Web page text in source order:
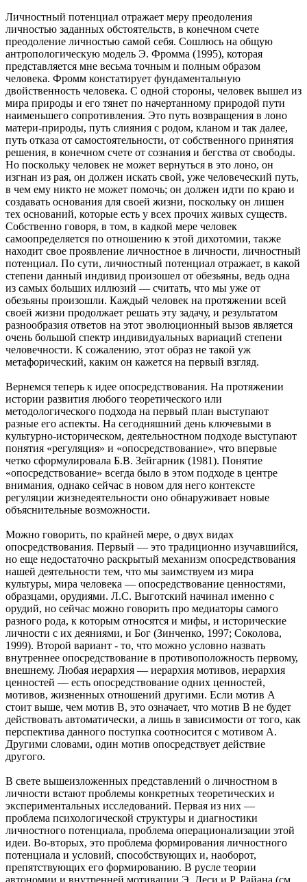
Личностный потенциал отражает меру преодоления
личностью заданных обстоятельств, в конечном счете
преодоление личностью самой себя. Сошлюсь на общую
антропологическую модель Э. Фромма (1995), которая
представляется мне весьма точным и полным образом
человека. Фромм констатирует фундаментальную
двойственность человека. С одной стороны, человек вышел из
мира природы и его тянет по начертанному природой пути
наименьшего сопротивления. Это путь возвращения в лоно
матери-природы, путь слияния с родом, кланом и так далее,
путь отказа от самостоятельности, от собственного принятия
решения, в конечном счете от сознания и бегства от свободы.
Но поскольку человек не может вернуться в это лоно, он
изгнан из рая, он должен искать свой, уже человеческий путь,
в чем ему никто не может помочь; он должен идти по краю и
создавать основания для своей жизни, поскольку он лишен
тех оснований, которые есть у всех прочих живых существ.
Собственно говоря, в том, в кадкой мере человек
самоопределяется по отношению к этой дихотомии, также
находит свое проявление личностное в личности, личностный
потенциал. По сути, личностный потенциал отражает, в какой
степени данный индивид произошел от обезьяны, ведь одна
из самых больших иллюзий — считать, что мы уже от
обезьяны произошли. Каждый человек на протяжении всей
своей жизни продолжает решать эту задачу, и результатом
разнообразия ответов на этот эволюционный вызов является
очень большой спектр индивидуальных вариаций степени
человечности. К сожалению, этот образ не такой уж
метафорический, каким он кажется на первый взгляд.
Вернемся теперь к идее опосредствования. На протяжении
истории развития любого теоретического или
методологического подхода на первый план выступают
разные его аспекты. На сегодняшний день ключевыми в
культурно-историческом, деятельностном подходе выступают
понятия «регуляция» и «опосредствование», что впервые
четко сформулировала Б.В. Зейгарник (1981). Понятие
«опосредствование» всегда было в этом подходе в центре
внимания, однако сейчас в новом для него контексте
регуляции жизнедеятельности оно обнаруживает новые
объяснительные возможности.
Можно говорить, по крайней мере, о двух видах
опосредствования. Первый — это традиционно изучавшийся,
но еще недостаточно раскрытый механизм опосредствования
нашей деятельности тем, что мы заимствуем из мира
культуры, мира человека — опосредствование ценностями,
образцами, орудиями. Л.С. Выготский начинал именно с
орудий, но сейчас можно говорить про медиаторы самого
разного рода, к которым относятся и мифы, и исторические
личности с их деяниями, и Бог (Зинченко, 1997; Соколова,
1999). Второй вариант - то, что можно условно назвать
внутреннее опосредствование в противоположность первому,
внешнему. Любая иерархия — иерархия мотивов, иерархия
ценностей — есть опосредствование одних ценностей,
мотивов, жизненных отношений другими. Если мотив А
стоит выше, чем мотив В, это означает, что мотив В не будет
действовать автоматически, а лишь в зависимости от того, как
перспектива данного поступка соотносится с мотивом А.
Другими словами, один мотив опосредствует действие
другого.
В свете вышеизложенных представлений о личностном в
личности встают проблемы конкретных теоретических и
экспериментальных исследований. Первая из них —
проблема психологической структуры и диагностики
личностного потенциала, проблема операционализации этой
идеи. Во-вторых, это проблема формирования личностного
потенциала и условий, способствующих и, наоборот,
препятствующих его формированию. В русле теории